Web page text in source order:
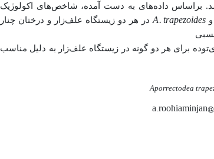
براساس داده‌های به دست آمده، شاخص‌های اکولوژیک
و A. trapezoides در هر دو زیستگاه علف‌زار و درختان چنار
برای هر دو گونه در زیستگاه علف‌زار به دلیل مناسب
Aporrectodea